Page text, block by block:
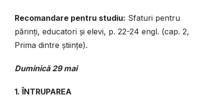
Recomandare pentru studiu: Sfaturi pentru
părinți, educatori și elevi, p. 22-24 engl. (cap. 2,
Prima dintre științe).
Duminică 29 mai
1. ÎNTRUPAREA